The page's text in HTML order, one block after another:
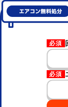
必須
必須